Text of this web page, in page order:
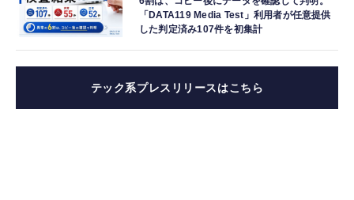
「DATA119 Media Test」利用者が任意提供
した判定済み107件を初集計
テック系プレスリリースはこちら